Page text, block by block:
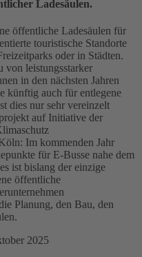
Ladesäulen.
öffentliche Ladesäulen für
touristische Standorte
oder in Städten.
von leistungsstarker
in den nächsten Jahren
künftig auch für entlegene
dies nur sehr vereinzelt
auf Initiative der
Im kommenden Jahr
für E‑Busse nahe dem
ist bislang der einzige
öffentliche
Planung, den Bau, den
2025